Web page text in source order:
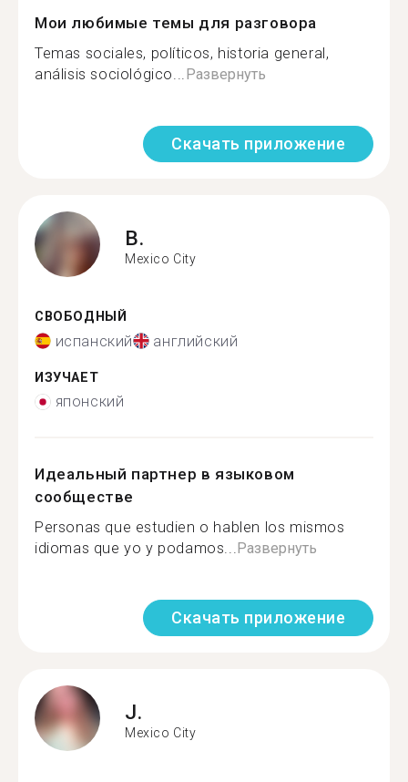
Мои любимые темы для разговора
Temas sociales, políticos, historia general,
análisis sociológico...Развернуть
Скачать приложение
B.
Mexico City
СВОБОДНЫЙ
испанский английский
ИЗУЧАЕТ
японский
Идеальный партнер в языковом
сообществе
Personas que estudien o hablen los mismos
idiomas que yo y podamos...Развернуть
Скачать приложение
J.
Mexico City